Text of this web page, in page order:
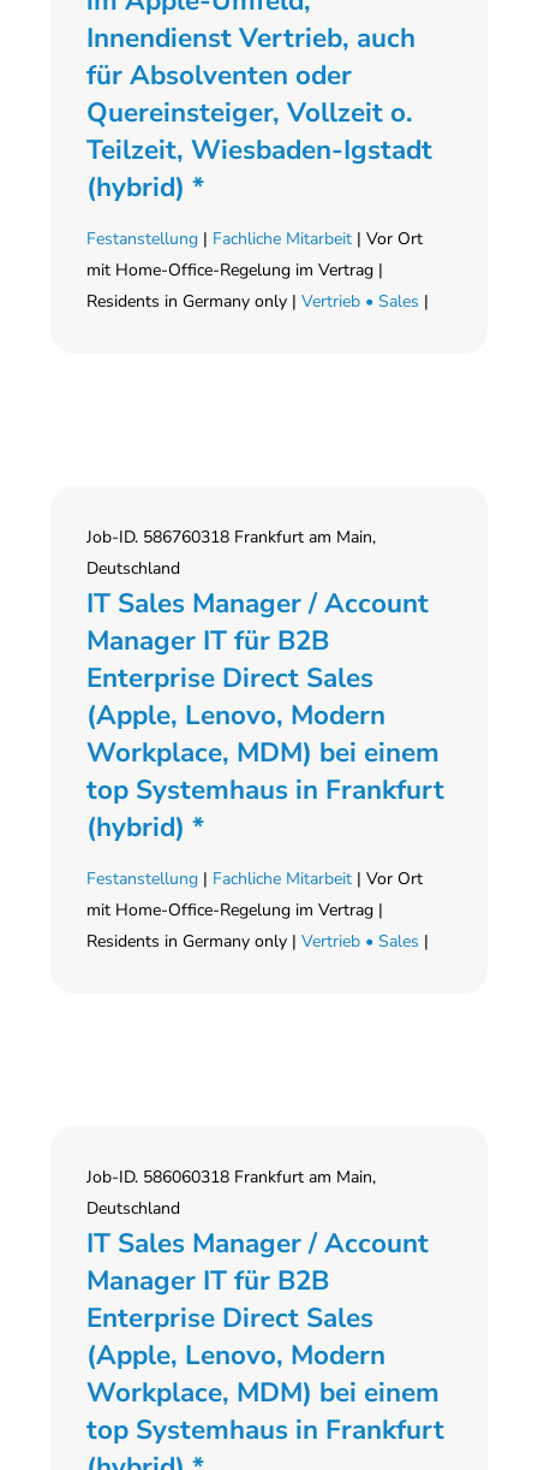
Innendienst Vertrieb, auch
für Absolventen oder
Quereinsteiger, Vollzeit o.
Teilzeit, Wiesbaden-Igstadt
(hybrid) *
Festanstellung | Fachliche Mitarbeit | Vor Ort
mit Home-Office-Regelung im Vertrag |
Residents in Germany only |Vertrieb • Sales |
Job-ID. 586760318 Frankfurt am Main,
Deutschland
IT Sales Manager / Account
Manager IT für B2B
Enterprise Direct Sales
(Apple, Lenovo, Modern
Workplace, MDM) bei einem
top Systemhaus in Frankfurt
(hybrid) *
Festanstellung | Fachliche Mitarbeit | Vor Ort
mit Home-Office-Regelung im Vertrag |
Residents in Germany only |Vertrieb • Sales |
Job-ID. 586060318 Frankfurt am Main,
Deutschland
IT Sales Manager / Account
Manager IT für B2B
Enterprise Direct Sales
(Apple, Lenovo, Modern
Workplace, MDM) bei einem
top Systemhaus in Frankfurt